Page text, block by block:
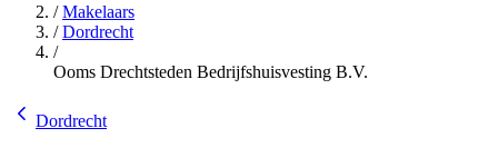
/Makelaars
/Dordrecht
/
Ooms Drechtsteden Bedrijfshuisvesting B.V.
Dordrecht